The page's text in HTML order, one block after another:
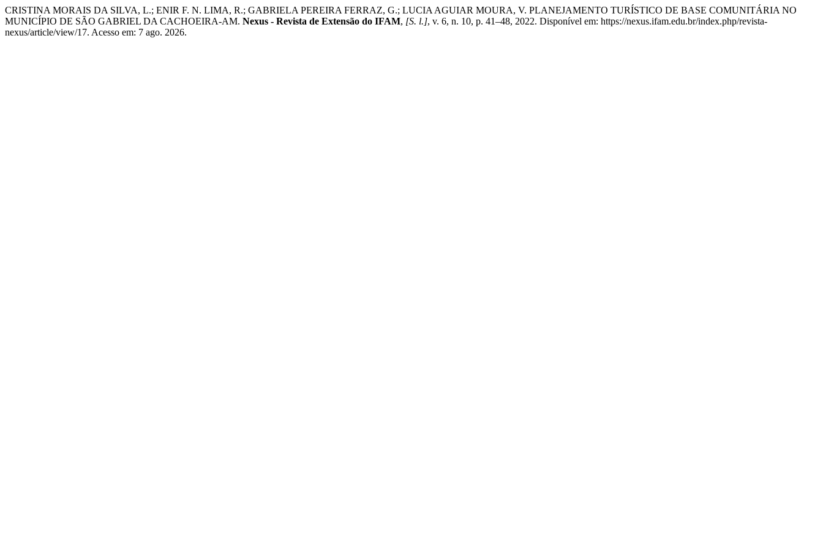
CRISTINA MORAIS DA SILVA, L.; ENIR F. N. LIMA, R.; GABRIELA PEREIRA FERRAZ, G.; LUCIA AGUIAR MOURA, V. PLANEJAMENTO TURÍSTICO DE BASE COMUNITÁRIA NO
MUNICÍPIO DE SÃO GABRIEL DA CACHOEIRA-AM. Nexus - Revista de Extensão do IFAM, [S. l.], v. 6, n. 10, p. 41–48, 2022. Disponível em: https://nexus.ifam.edu.br/index.php/revista-
nexus/article/view/17. Acesso em: 7 ago. 2026.